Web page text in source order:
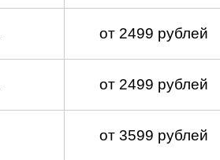
от 2499 рублей
от 2499 рублей
от 3599 рублей